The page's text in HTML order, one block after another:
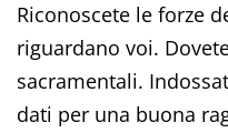
Riconoscete le forze
riguardano voi.
sacramentali.
dati per una buona